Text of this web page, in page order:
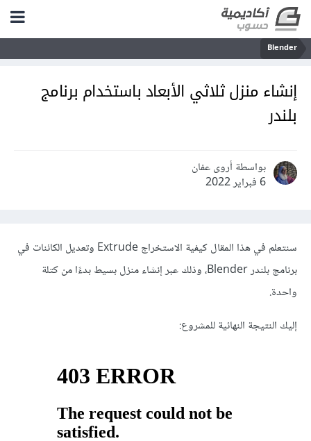
Blender
إنشاء منزل ثلاثي اﻷبعاد باستخدام برنامج
بلندر
بواسطة أروى عفان
6 فبراير 2022
سنتعلم في هذا المقال كيفية الاستخراج Extrude وتعديل الكائنات في
برنامج بلندر Blender، وذلك عبر إنشاء منزل بسيط بدءًا من كتلة
واحدة.
إليك النتيجة النهائية للمشروع: